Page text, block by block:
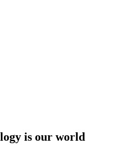
is our world